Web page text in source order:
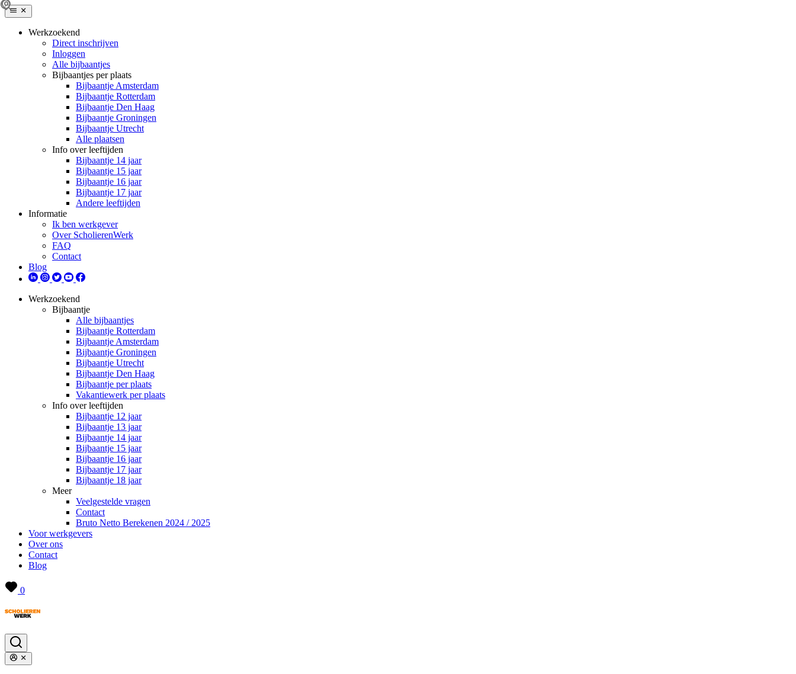
Werkzoekend
Direct inschrijven
Inloggen
Alle bijbaantjes
Bijbaantjes per plaats
Bijbaantje Amsterdam
Bijbaantje Rotterdam
Bijbaantje Den Haag
Bijbaantje Groningen
Bijbaantje Utrecht
Alle plaatsen
Info over leeftijden
Bijbaantje 14 jaar
Bijbaantje 15 jaar
Bijbaantje 16 jaar
Bijbaantje 17 jaar
Andere leeftijden
Informatie
Ik ben werkgever
Over ScholierenWerk
FAQ
Contact
Blog
Werkzoekend
Bijbaantje
Alle bijbaantjes
Bijbaantje Rotterdam
Bijbaantje Amsterdam
Bijbaantje Groningen
Bijbaantje Utrecht
Bijbaantje Den Haag
Bijbaantje per plaats
Vakantiewerk per plaats
Info over leeftijden
Bijbaantje 12 jaar
Bijbaantje 13 jaar
Bijbaantje 14 jaar
Bijbaantje 15 jaar
Bijbaantje 16 jaar
Bijbaantje 17 jaar
Bijbaantje 18 jaar
Meer
Veelgestelde vragen
Contact
Bruto Netto Berekenen 2024 / 2025
Voor werkgevers
Over ons
Contact
Blog
0